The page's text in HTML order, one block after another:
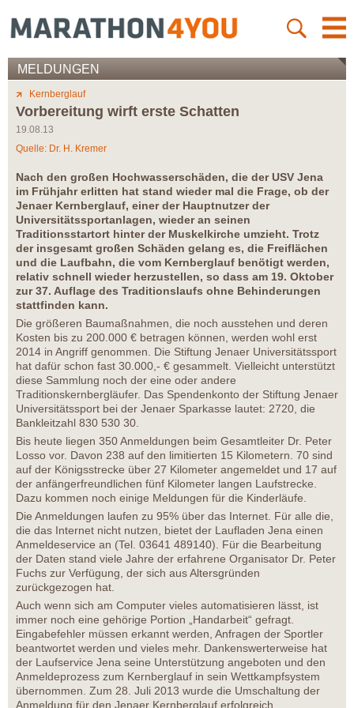
MELDUNGEN
Kernberglauf
Vorbereitung wirft erste Schatten
19.08.13
Quelle: Dr. H. Kremer
Nach den großen Hochwasserschäden, die der USV Jena
im Frühjahr erlitten hat stand wieder mal die Frage, ob der
Jenaer Kernberglauf, einer der Hauptnutzer der
Universitätssportanlagen, wieder an seinen
Traditionsstartort hinter der Muskelkirche umzieht. Trotz
der insgesamt großen Schäden gelang es, die Freiflächen
und die Laufbahn, die vom Kernberglauf benötigt werden,
relativ schnell wieder herzustellen, so dass am 19. Oktober
zur 37. Auflage des Traditionslaufs ohne Behinderungen
stattfinden kann.
Die größeren Baumaßnahmen, die noch ausstehen und deren
Kosten bis zu 200.000 € betragen können, werden wohl erst
2014 in Angriff genommen. Die Stiftung Jenaer Universitätssport
hat dafür schon fast 30.000,- € gesammelt. Vielleicht unterstützt
diese Sammlung noch der eine oder andere
Traditionskernbergläufer. Das Spendenkonto der Stiftung Jenaer
Universitätssport bei der Jenaer Sparkasse lautet: 2720, die
Bankleitzahl 830 530 30.
Bis heute liegen 350 Anmeldungen beim Gesamtleiter Dr. Peter
Losso vor. Davon 238 auf den limitierten 15 Kilometern. 70 sind
auf der Königsstrecke über 27 Kilometer angemeldet und 17 auf
der anfängerfreundlichen fünf Kilometer langen Laufstrecke.
Dazu kommen noch einige Meldungen für die Kinderläufe.
Die Anmeldungen laufen zu 95% über das Internet. Für alle die,
die das Internet nicht nutzen, bietet der Laufladen Jena einen
Anmeldeservice an (Tel. 03641 489140). Für die Bearbeitung
der Daten stand viele Jahre der erfahrene Organisator Dr. Peter
Fuchs zur Verfügung, der sich aus Altersgründen
zurückgezogen hat.
Auch wenn sich am Computer vieles automatisieren lässt, ist
immer noch eine gehörige Portion „Handarbeit“ gefragt.
Eingabefehler müssen erkannt werden, Anfragen der Sportler
beantwortet werden und vieles mehr. Dankenswerterweise hat
der Laufservice Jena seine Unterstützung angeboten und den
Anmeldeprozess zum Kernberglauf in sein Wettkampfsystem
übernommen. Zum 28. Juli 2013 wurde die Umschaltung der
Anmeldung für den Jenaer Kernberglauf erfolgreich